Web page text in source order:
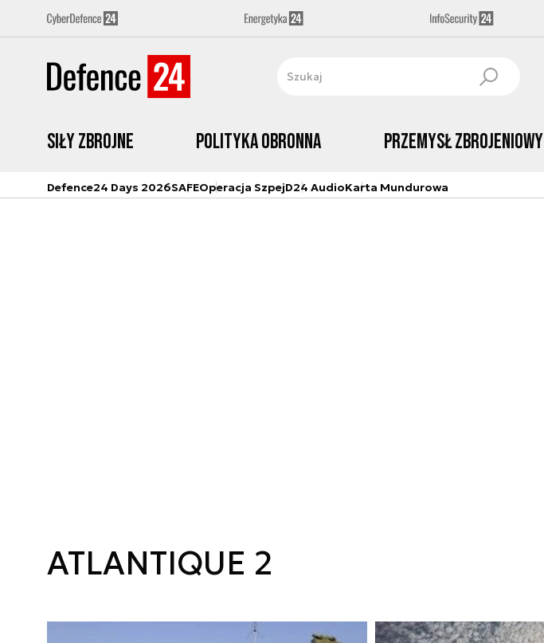
Siły zbrojne Polityka obronna Przemysł Zbrojeniowy
Defence24 Days 2026SAFEOperacja SzpejD24 AudioKarta Mundurowa
ATLANTIQUE 2